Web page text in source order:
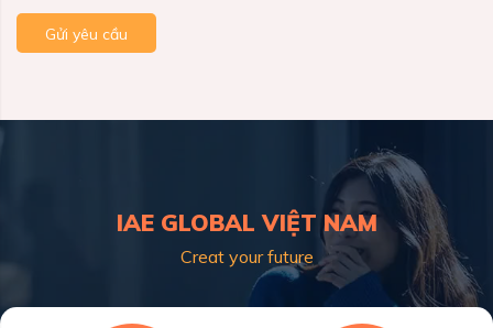
Gửi yêu cầu
IAE GLOBAL VIỆT NAM
Creat your future